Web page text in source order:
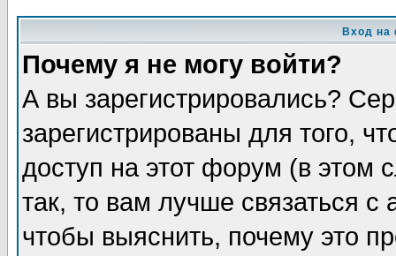
Вход на
Почему я не могу войти?
А вы зарегистрировались?
зарегистрированы для того,
доступ на этот форум (в этом
так, то вам лучше связаться
чтобы выяснить, почему это